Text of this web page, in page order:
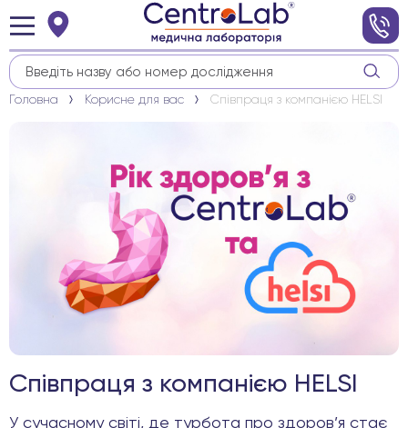
Головна Корисне для вас Cпівпраця з компанією HELSI
Cпівпраця з компанією HELSI
У сучасному світі, де турбота про здоров’я стає